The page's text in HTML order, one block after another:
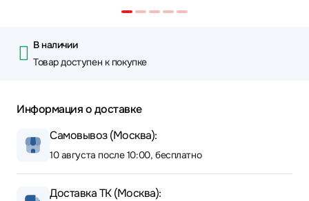
В наличии
Товар доступен к покупке
Информация о доставке
Самовывоз (Москва):
10 августа после 10:00, бесплатно
Доставка ТК (Москва):